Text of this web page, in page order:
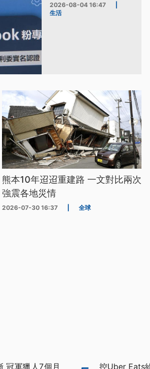
2026-08-04 16:47
生活
熊本10年迢迢重建路 一文對比兩次
強震各地災情
2026-07-30 16:37 全球
冠軍獵人7個月 控Uber Eats